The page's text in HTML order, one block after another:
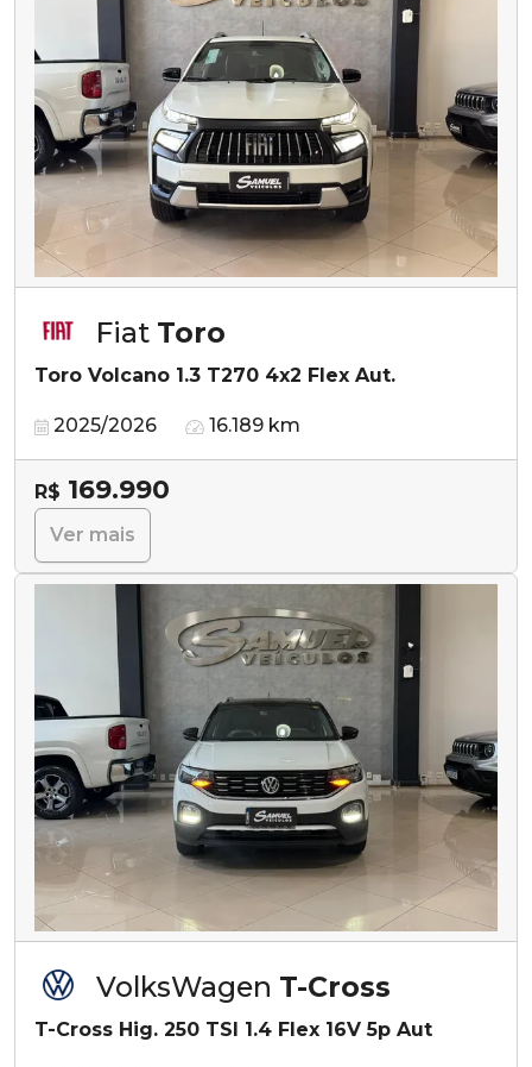
Fiat Toro
Toro Volcano 1.3 T270 4x2 Flex Aut.
2025/2026 16.189 km
R$ 169.990
Ver mais
VolksWagen T-Cross
T-Cross Hig. 250 TSI 1.4 Flex 16V 5p Aut